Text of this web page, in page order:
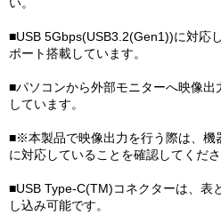
■USB 5Gbps(USB3.2(Gen1))に対応
ポート搭載しています。
■パソコンから外部モニターへ映像
しています。
■※本製品で映像出力を行う際は、機
に対応していることを確認してくださ
■USB Type-C(TM)コネクターは、表
し込み可能です。